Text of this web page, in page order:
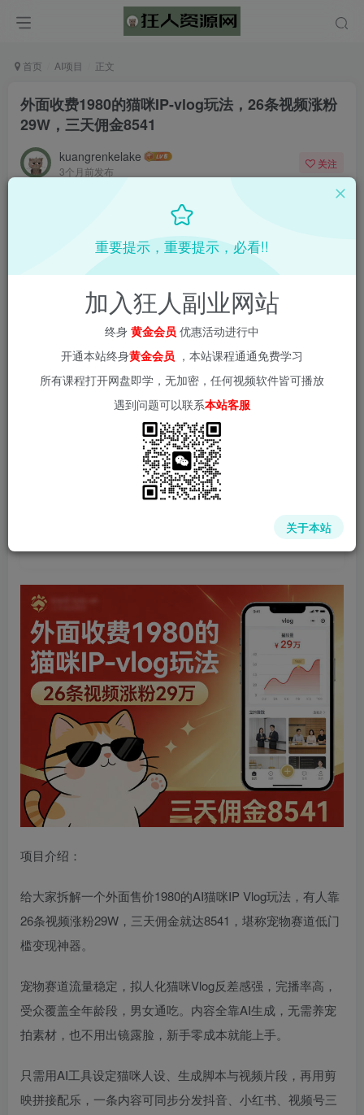
首页 AI项目 正文
外面收费1980的猫咪IP-vlog玩法，26条视频涨粉
29W，三天佣金8541
kuangrenkelake
3个月前发布
关注
链接进入本站首页：
项目介绍：
给大家拆解一个外面售价1980的AI猫咪IP Vlog玩法，有人靠
26条视频涨粉29W，三天佣金就达8541，堪称宠物赛道低门
槛变现神器。
宠物赛道流量稳定，拟人化猫咪Vlog反差感强，完播率高，
受众覆盖全年龄段，男女通吃。内容全靠AI生成，无需养宠
拍素材，也不用出镜露脸，新手零成本就能上手。
只需用AI工具设定猫咪人设、生成脚本与视频片段，再用剪
映拼接配乐，一条内容可同步分发抖音、小红书、视频号三
重要提示，重要提示，必看!!
加入狂人副业网站
终身 黄金会员 优惠活动进行中
开通本站终身黄金会员 ，本站课程通通免费学习
所有课程打开网盘即学，无加密，任何视频软件皆可播放
遇到问题可以联系本站客服
关于本站